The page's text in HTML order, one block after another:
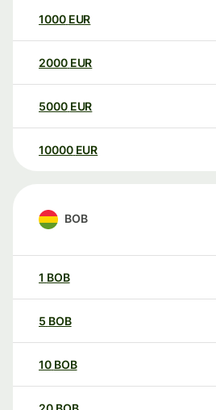
1000 EUR
2000 EUR
5000 EUR
10000 EUR
BOB
1 BOB
5 BOB
10 BOB